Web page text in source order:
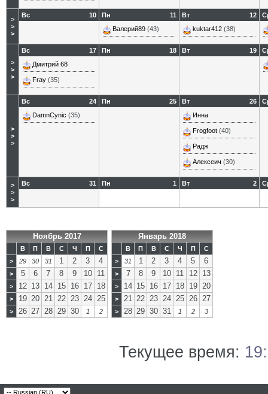
>
>
>
10
Вс 11
Пн
Валерий89 (43)
12
Вт
kuktar412 (38)
>
>
>
17
Вс
Дмитрий 68
Fray (35)
18
Пн 19
Вт
>
>
>
24
Вс
DamnCynic (35)
25
Пн 26
Вт
Инна
Frogfoot (40)
Радж
Алексеич (30)
>
>
>
31
Вс 1
Пн 2
Вт
Ноябрь 2017
В П В С Ч П
С
>
29 30 31 1 2 3 4
> 5 6 7 8 9 10 11
> 12 13 14 15 16 17 18
> 19 20 21 22 23 24 25
> 26 27 28 29 30 1 2
Январь 2018
В П В С Ч П
С
>
31 1 2 3 4 5 6
> 7 8 9 10 11 12 13
> 14 15 16 17 18 19 20
> 21 22 23 24 25 26 27
> 28 29 30 31 1 2 3
Текущее время: